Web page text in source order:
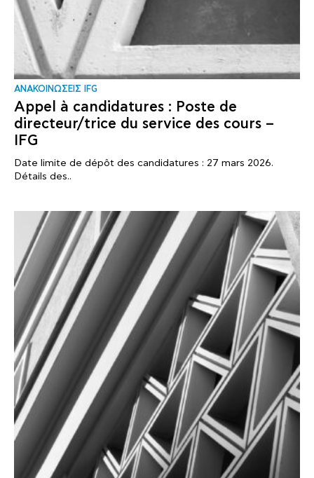
ΑΝΑΚΟΙΝΩΣΕΙΣ IFG
Appel à candidatures : Poste de
directeur/trice du service des cours –
IFG
Date limite de dépôt des candidatures : 27 mars 2026.
Détails des..